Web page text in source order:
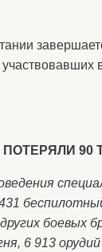
боевых
6 913